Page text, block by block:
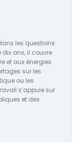
les questions
dix ans, il couvre
et aux énergies
sur les
ou les
s’appuie sur
et des